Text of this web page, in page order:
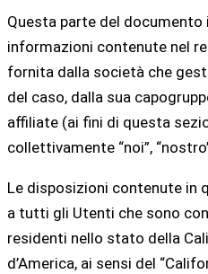
Questa parte del
informazioni contenute nel
fornita dalla società che
del caso, dalla sua
affiliate (ai fini di questa
collettivamente “noi”,
Le disposizioni contenute in
a tutti gli Utenti che sono
residenti nello stato della
d’America, ai sensi del